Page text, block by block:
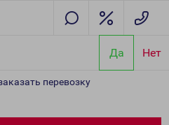
Да Нет
перевозку